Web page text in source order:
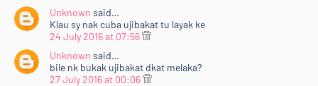
Unknown said…
Klau sy nak cuba ujibakat tu layak ke
24 July 2016 at 07:56
Unknown said…
bile nk bukak ujibakat dkat melaka?
27 July 2016 at 00:06